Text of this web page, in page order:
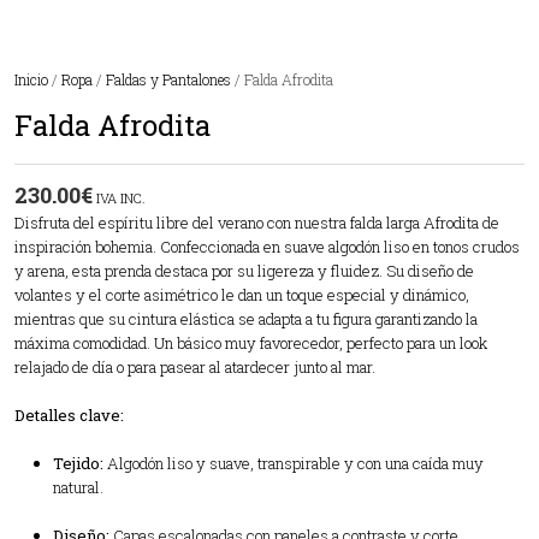
Inicio / Ropa / Faldas y Pantalones / Falda Afrodita
Falda Afrodita
230.00€ IVA INC.
Disfruta del espíritu libre del verano con nuestra falda larga Afrodita de
inspiración bohemia. Confeccionada en suave algodón liso en tonos crudos
y arena, esta prenda destaca por su ligereza y fluidez. Su diseño de
volantes y el corte asimétrico le dan un toque especial y dinámico,
mientras que su cintura elástica se adapta a tu figura garantizando la
máxima comodidad. Un básico muy favorecedor, perfecto para un look
relajado de día o para pasear al atardecer junto al mar.
Detalles clave:
Tejido: Algodón liso y suave, transpirable y con una caída muy
natural.